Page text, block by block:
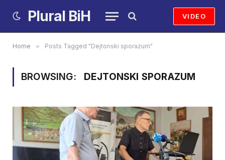
Plural BiH VIDEO
Home » Posts Tagged "Dejtonski sporazum"
BROWSING: DEJTONSKI SPORAZUM